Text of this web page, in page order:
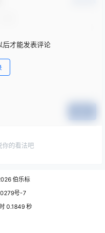
后才能发表评论
你的看法吧
伯乐标
号-7
0.1849 秒